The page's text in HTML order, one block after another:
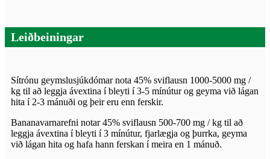
Leiðbeiningar
Sítrónu geymslusjúkdómar nota 45% sviflausn 1000-5000 mg /
kg til að leggja ávextina í bleyti í 3-5 mínútur og geyma við lágan
hita í 2-3 mánuði og þeir eru enn ferskir.
Bananavarnarefni notar 45% sviflausn 500-700 mg / kg til að
leggja ávextina í bleyti í 3 mínútur, fjarlægja og þurrka, geyma
við lágan hita og hafa hann ferskan í meira en 1 mánuð.